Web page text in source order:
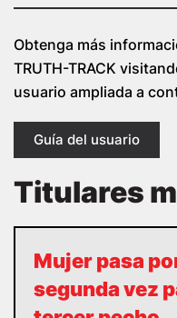
Obtenga más
TRUTH-TRACK
usuario ampliada a
Guía del usuario
Titulares
Mujer pasa
segunda vez